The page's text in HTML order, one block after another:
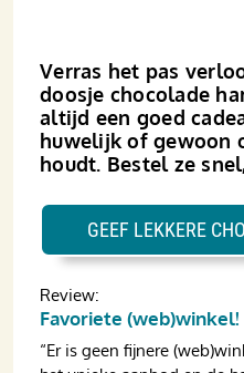
Verras het pas
doosje chocolade
altijd een goed
huwelijk of gewoon
houdt. Bestel ze
Review:
Favoriete (web)winkel!
“Er is geen fijnere
GEEF LEKKERE